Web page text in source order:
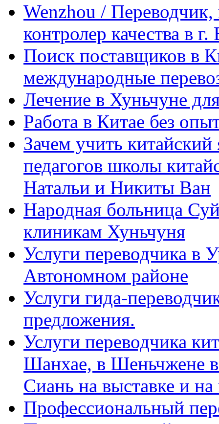
Wenzhou / Переводчик,
контролер качества в
Поиск поставщиков в
международные
Лечение в Хуньчуне
Работа в Китае без
Зачем учить
педагогов школы
Натальи и Никиты Ван
Народная больница
клиникам Хуньчуня
Услуги переводчика в
Автономном районе
Услуги гида-
предложения.
Услуги переводчика
Шанхае, в Шеньчжене
Сиань на выставке и
Профессиональный